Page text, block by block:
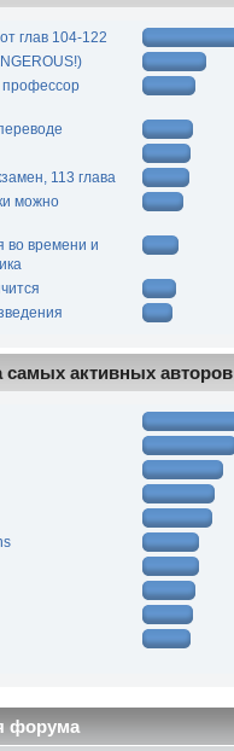
глав 104-122
профессор
113 глава
можно
во времени и
самых активных авторов
форума